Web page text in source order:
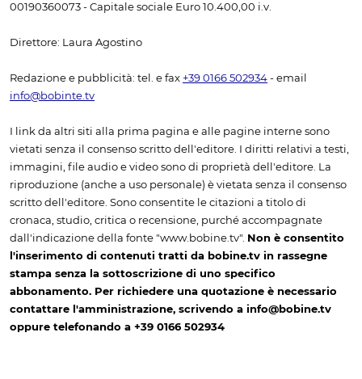
00190360073 - Capitale sociale Euro 10.400,00 i.v.
Direttore: Laura Agostino
Redazione e pubblicità: tel. e fax +39 0166 502934 - email
info@bobinte.tv
I link da altri siti alla prima pagina e alle pagine interne sono
vietati senza il consenso scritto dell'editore. I diritti relativi a testi,
immagini, file audio e video sono di proprietà dell'editore. La
riproduzione (anche a uso personale) è vietata senza il consenso
scritto dell'editore. Sono consentite le citazioni a titolo di
cronaca, studio, critica o recensione, purché accompagnate
dall'indicazione della fonte "www.bobine.tv". Non è consentito
l'inserimento di contenuti tratti da bobine.tv in rassegne
stampa senza la sottoscrizione di uno specifico
abbonamento. Per richiedere una quotazione è necessario
contattare l'amministrazione, scrivendo a info@bobine.tv
oppure telefonando a +39 0166 502934